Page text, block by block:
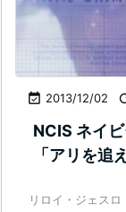
 2013/12/02
NCIS ネイ
「アリを追
リロイ・ジェス